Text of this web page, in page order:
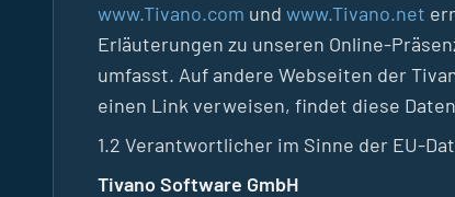
www.Tivano.com und www.Tivano.net
Erläuterungen zu unseren Online-
umfasst. Auf andere Webseiten der
einen Link verweisen, findet diese
1.2 Verantwortlicher im Sinne der EU-
Tivano Software GmbH